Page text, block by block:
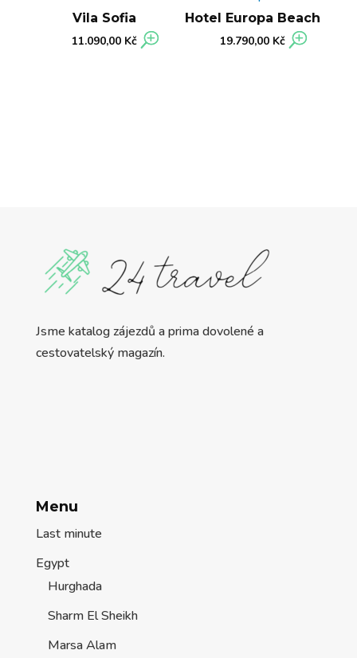
Vila Sofia
11.090,00 Kč
Hotel Europa Beach
19.790,00 Kč
Jsme katalog zájezdů a prima dovolené a
cestovatelský magazín.
Menu
Last minute
Egypt
Hurghada
Sharm El Sheikh
Marsa Alam